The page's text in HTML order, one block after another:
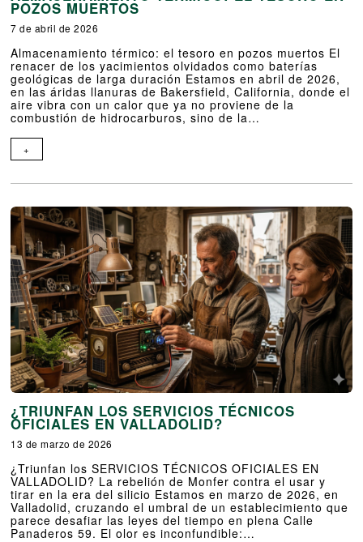
POZOS MUERTOS
7 de abril de 2026
Almacenamiento térmico: el tesoro en pozos muertos El
renacer de los yacimientos olvidados como baterías
geológicas de larga duración Estamos en abril de 2026,
en las áridas llanuras de Bakersfield, California, donde el
aire vibra con un calor que ya no proviene de la
combustión de hidrocarburos, sino de la…
+
¿TRIUNFAN LOS SERVICIOS TÉCNICOS
OFICIALES EN VALLADOLID?
13 de marzo de 2026
¿Triunfan los SERVICIOS TÉCNICOS OFICIALES EN
VALLADOLID? La rebelión de Monfer contra el usar y
tirar en la era del silicio Estamos en marzo de 2026, en
Valladolid, cruzando el umbral de un establecimiento que
parece desafiar las leyes del tiempo en plena Calle
Panaderos 59. El olor es inconfundible:…